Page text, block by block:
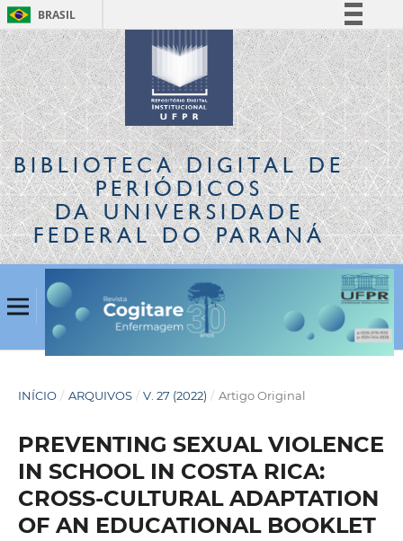
BRASIL
Simplifique!
Comunica BR
Participe
Acesso à informação
Legislação
Canais
BIBLIOTECA DIGITALDE
PERIÓDICOS
DA UNIVERSIDADE
FEDERAL DO PARANÁ
INÍCIO / ARQUIVOS / V. 27 (2022) / Artigo Original
PREVENTING SEXUAL VIOLENCE
IN SCHOOL IN COSTA RICA:
CROSS-CULTURAL ADAPTATION
OF AN EDUCATIONAL BOOKLET